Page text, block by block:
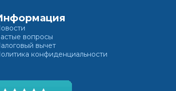
вопросы
вычет
конфиденциальности